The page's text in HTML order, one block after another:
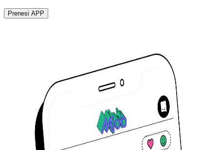
Prenesi APP